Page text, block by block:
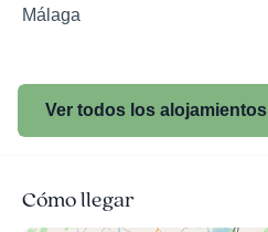
Málaga
Ver todos los alojamientos
Cómo llegar